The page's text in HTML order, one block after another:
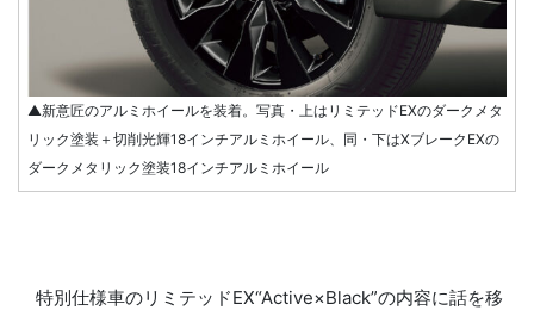
▲新意匠のアルミホイールを装着。写真・上はリミテッドEXのダークメタ
リック塗装＋切削光輝18インチアルミホイール、同・下はXブレークEXの
ダークメタリック塗装18インチアルミホイール
特別仕様車のリミテッドEX“Active×Black”の内容に話を移